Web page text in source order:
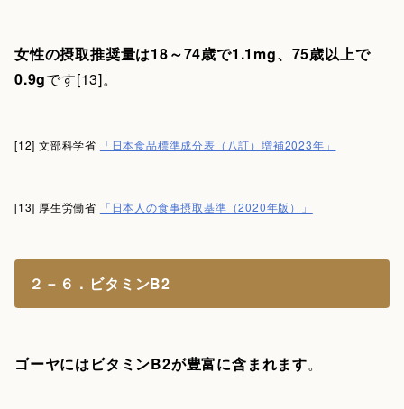
女性の摂取推奨量は18～74歳で1.1mg、75歳以上で
0.9gです[13]。
[12] 文部科学省 「日本食品標準成分表（八訂）増補2023年」
[13] 厚生労働省 「日本人の食事摂取基準（2020年版）」
２－６．ビタミンB2
ゴーヤにはビタミンB2が豊富に含まれます。